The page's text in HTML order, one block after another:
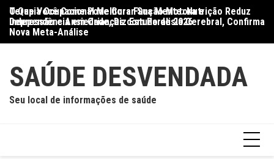
para
conteúdo
O Que Você Come Pode Curar Sua Mente: Nutrição Reduz
Depressão e Ansiedade, Diz Estudo de 2026
Terapia Ocupacional Melhora Função Motora e
Independência em Crianças com Paralisia Cerebral, Confirma
Nova Meta-Análise
SAÚDE DESVENDADA
Seu local de informações de saúde